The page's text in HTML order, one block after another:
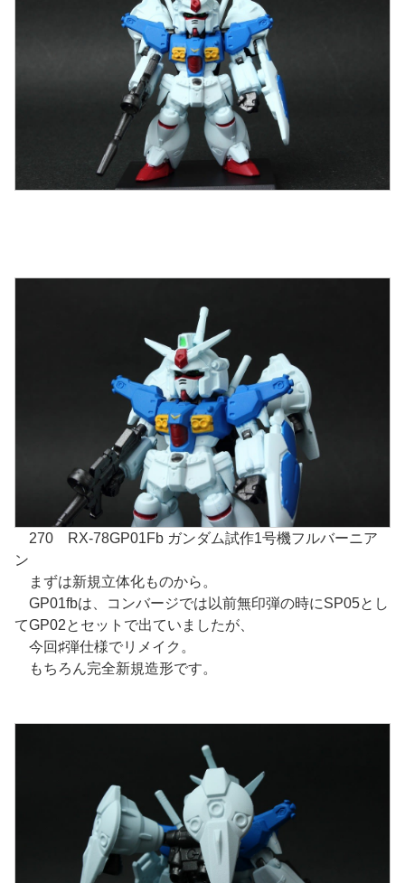
270 RX-78GP01Fb ガンダム試作1号機フルバーニア
ン
まずは新規立体化ものから。
GP01fbは、コンバージでは以前無印弾の時にSP05とし
てGP02とセットで出ていましたが、
今回♯弾仕様でリメイク。
もちろん完全新規造形です。